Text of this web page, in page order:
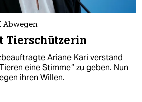
Abwegen
Tierschützerin
Ariane Kari verstand
eine Stimme“ zu geben. Nun
ihren Willen.